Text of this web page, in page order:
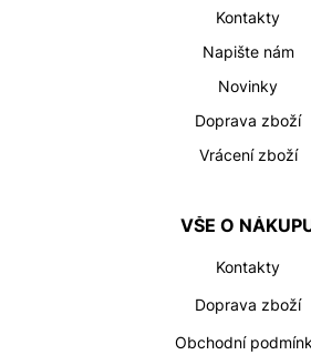
Kontakty
Napište nám
Novinky
Doprava zboží
Vrácení zboží
VŠE O
Kontakty
Doprava zboží
Obchodní